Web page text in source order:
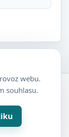
webu.
souhlasu.